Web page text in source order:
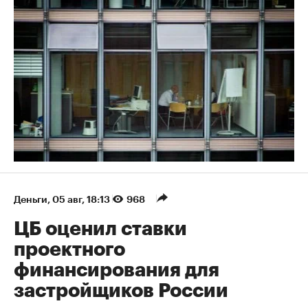
Деньги⁠, 05 авг, 18:13 968
ЦБ оценил ставки
проектного
финансирования для
застройщиков России